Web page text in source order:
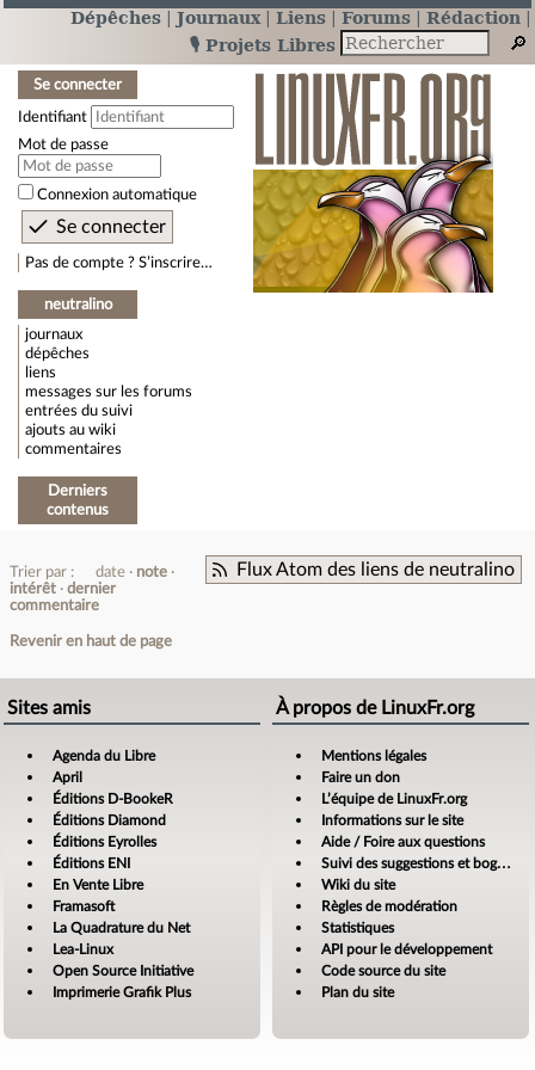
Dépêches Journaux Liens Forums
Rédaction
🎙️ Projets Libres
Se connecter
Identifiant
Mot de passe
Connexion automatique
Pas de compte ? S’inscrire…
neutralino
journaux
dépêches
liens
messages sur les forums
entrées du suivi
ajouts au wiki
commentaires
Derniers
contenus
Flux Atom des liens de neutralino
Trier par : date
note
intérêt
dernier
commentaire
Revenir en haut de page
Sites amis
Agenda du Libre
April
Éditions D-BookeR
Éditions Diamond
Éditions Eyrolles
Éditions ENI
En Vente Libre
Framasoft
La Quadrature du Net
Lea-Linux
Open Source Initiative
Imprimerie Grafik Plus
À propos de LinuxFr.org
Mentions légales
Faire un don
L’équipe de LinuxFr.org
Informations sur le site
Aide / Foire aux questions
Suivi des suggestions et bogues
Wiki du site
Règles de modération
Statistiques
API pour le développement
Code source du site
Plan du site